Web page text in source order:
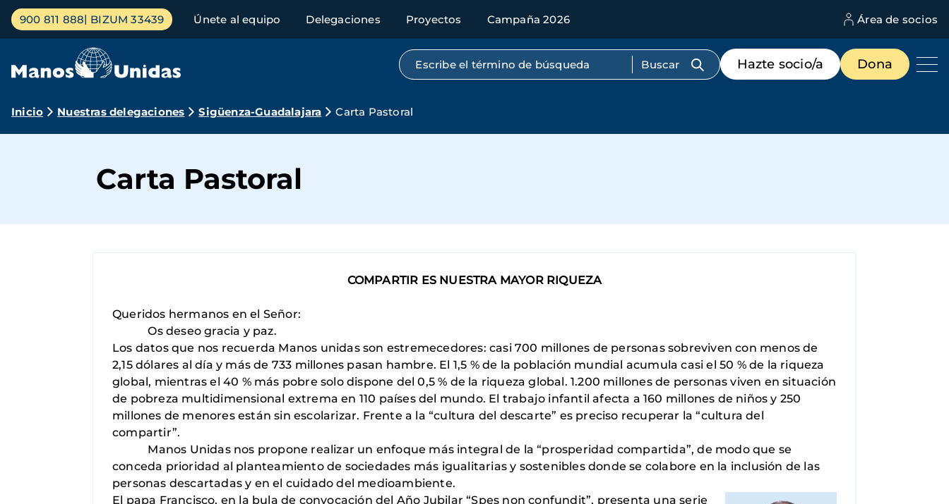
Pasar
contenido
Menú
principal
900 811 888 BIZUM 33439 Únete al equipo Delegaciones Proyectos Campaña 2026 Área de socios
Búsqueda por texto completo
Menú
de
destacados
Hazte socio/a Dona
Ruta
navegación
Inicio Nuestras delegaciones Sigüenza-Guadalajara Carta Pastoral
Carta Pastoral
COMPARTIR ES NUESTRA MAYOR RIQUEZA
Queridos hermanos en el Señor:
Os deseo gracia y paz.
Los datos que nos recuerda Manos unidas son estremecedores: casi 700 millones de personas sobreviven con menos de
2,15 dólares al día y más de 733 millones pasan hambre. El 1,5 % de la población mundial acumula casi el 50 % de la riqueza
global, mientras el 40 % más pobre solo dispone del 0,5 % de la riqueza global. 1.200 millones de personas viven en situación
de pobreza multidimensional extrema en 110 países del mundo. El trabajo infantil afecta a 160 millones de niños y 250
millones de menores están sin escolarizar. Frente a la “cultura del descarte” es preciso recuperar la “cultura del
compartir”.
Manos Unidas nos propone realizar un enfoque más integral de la “prosperidad compartida”, de modo que se
conceda prioridad al planteamiento de sociedades más igualitarias y sostenibles donde se colabore en la inclusión de las
personas descartadas y en el cuidado del medioambiente.
El papa Francisco, en la bula de convocación del Año Jubilar “Spes non confundit”, presenta una serie